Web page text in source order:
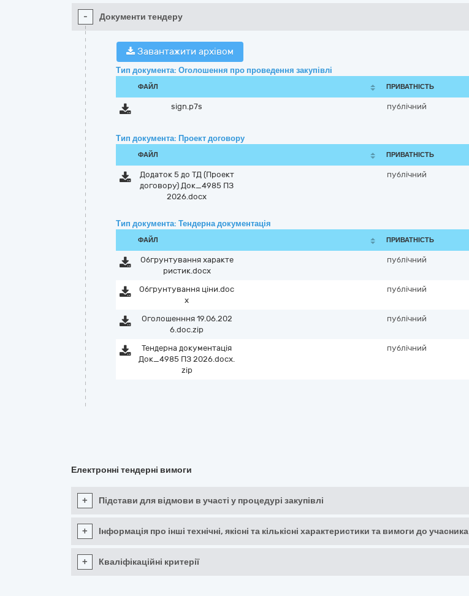
- Документи тендеру
Завантажити архівом
Тип документа: Оголошення про проведення закупівлі
ФАЙЛ ПРИВАТНІСТЬ
sign.p7s публічний
Тип документа: Проект договору
ФАЙЛ ПРИВАТНІСТЬ
Додаток 5 до ТД (Проект
договору) Док_4985 ПЗ
2026.docx
публічний
Тип документа: Тендерна документація
ФАЙЛ ПРИВАТНІСТЬ
Обгрунтування характе
ристик.docx
публічний
Обгрунтування ціни.doc
x
публічний
Оголошенння 19.06.202
6.doc.zip
публічний
Тендерна документація
Док_4985 ПЗ 2026.docx.
zip
публічний
Електронні тендерні вимоги
+ Підстави для відмови в участі у процедурі закупівлі
+ Інформація про інші технічні, якісні та кількісні характеристики та вимоги до учасника
+ Кваліфікаційні критерії